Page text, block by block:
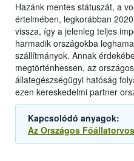
Hazánk mentes státuszát, a
értelmében, legkorábban
vissza, így a jelenleg teljes
harmadik országokba
szállítmányok. Annak
megtörténhessen, az
állategészségügyi hatóság
ezen kereskedelmi partner
Kapcsolódó anyagok:
Az Országos